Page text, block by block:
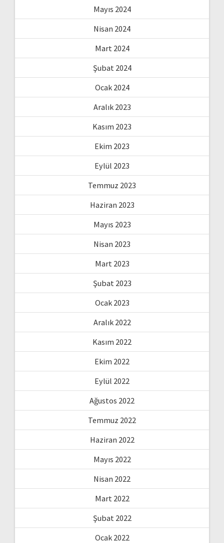
Mayıs 2024
Nisan 2024
Mart 2024
Şubat 2024
Ocak 2024
Aralık 2023
Kasım 2023
Ekim 2023
Eylül 2023
Temmuz 2023
Haziran 2023
Mayıs 2023
Nisan 2023
Mart 2023
Şubat 2023
Ocak 2023
Aralık 2022
Kasım 2022
Ekim 2022
Eylül 2022
Ağustos 2022
Temmuz 2022
Haziran 2022
Mayıs 2022
Nisan 2022
Mart 2022
Şubat 2022
Ocak 2022